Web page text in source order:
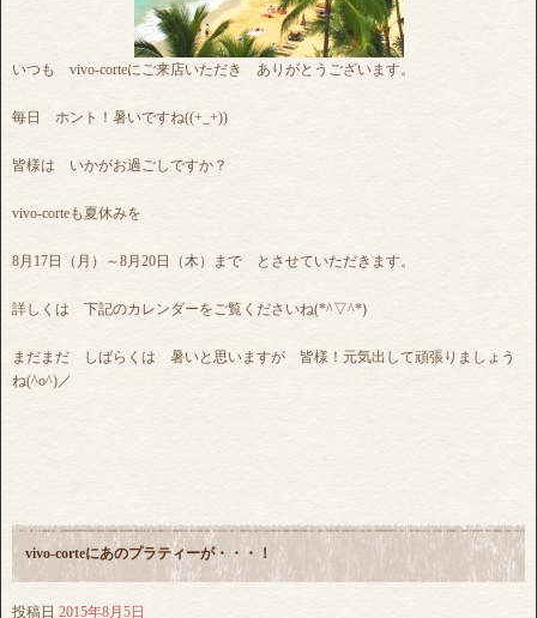
いつも vivo-corteにご来店いただき ありがとうございます。
毎日 ホント！暑いですね((+_+))
皆様は いかがお過ごしですか？
vivo-corteも夏休みを
8月17日（月）～8月20日（木）まで とさせていただきます。
詳しくは 下記のカレンダーをご覧くださいね(*^▽^*)
まだまだ しばらくは 暑いと思いますが 皆様！元気出して頑張りましょう
ね(^o^)／
vivo-corteにあのプラティーが・・・！
投稿日 2015年8月5日